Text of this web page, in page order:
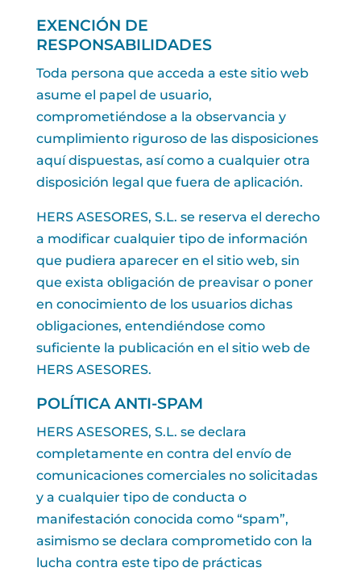
EXENCIÓN DE
RESPONSABILIDADES
Toda persona que acceda a este sitio web
asume el papel de usuario,
comprometiéndose a la observancia y
cumplimiento riguroso de las disposiciones
aquí dispuestas, así como a cualquier otra
disposición legal que fuera de aplicación.
HERS ASESORES, S.L. se reserva el derecho
a modificar cualquier tipo de información
que pudiera aparecer en el sitio web, sin
que exista obligación de preavisar o poner
en conocimiento de los usuarios dichas
obligaciones, entendiéndose como
suficiente la publicación en el sitio web de
HERS ASESORES.
POLÍTICA ANTI-SPAM
HERS ASESORES, S.L. se declara
completamente en contra del envío de
comunicaciones comerciales no solicitadas
y a cualquier tipo de conducta o
manifestación conocida como “spam”,
asimismo se declara comprometido con la
lucha contra este tipo de prácticas